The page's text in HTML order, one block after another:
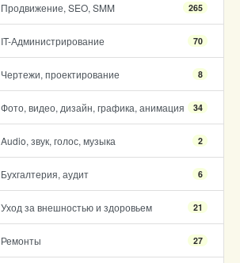
Продвижение, SEO, SMM 265
IT-Администрирование 70
Чертежи, проектирование 8
Фото, видео, дизайн, графика, анимация 34
Audio, звук, голос, музыка 2
Бухгалтерия, аудит 6
Уход за внешностью и здоровьем 21
Ремонты 27